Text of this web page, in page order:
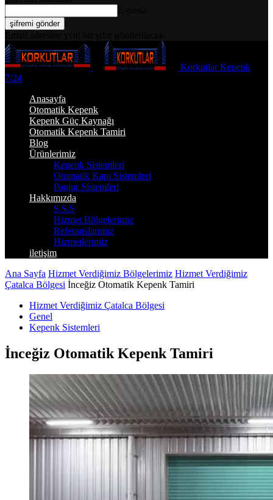
Korkutlar Kepenk
7/24
Anasayfa
Otomatik Kepenk
Kepenk Güç Kaynağı
Otomatik Kepenk Tamiri
Blog
Ürünlerimiz
Kepenk Sistemleri
Otomatik Kapı Sistemleri
Panjur Sistemleri
Hakkımızda
S.S.S
Hizmet Bölgelerimiz
Referanslarımız
Hizmetlerimiz
iletişim
Ana Sayfa Hizmet Verdiğimiz Bölgelerimiz Hizmet Verdiğimiz
Çatalca Bölgesi İnceğiz Otomatik Kepenk Tamiri
Hizmet Verdiğimiz Çatalca Bölgesi
Genel
Kepenk Sistemleri
İnceğiz Otomatik Kepenk Tamiri